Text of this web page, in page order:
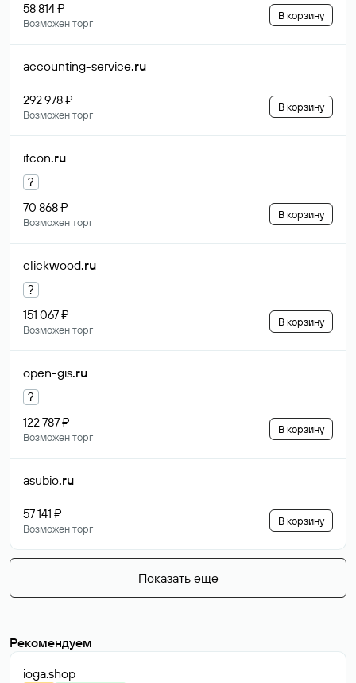
58 814 ₽
Возможен торг
В корзину
accounting-service.ru
292 978 ₽
Возможен торг
В корзину
ifcon.ru
?
70 868 ₽
Возможен торг
В корзину
clickwood.ru
?
151 067 ₽
Возможен торг
В корзину
open-gis.ru
?
122 787 ₽
Возможен торг
В корзину
asubio.ru
57 141 ₽
Возможен торг
В корзину
Показать еще
Рекомендуем
ioga.shop